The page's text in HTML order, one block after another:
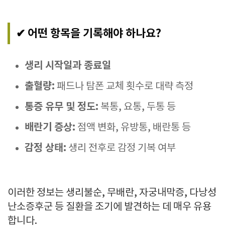
✔ 어떤 항목을 기록해야 하나요?
생리 시작일과 종료일
출혈량: 패드나 탐폰 교체 횟수로 대략 측정
통증 유무 및 정도: 복통, 요통, 두통 등
배란기 증상: 점액 변화, 유방통, 배란통 등
감정 상태: 생리 전후로 감정 기복 여부
이러한 정보는 생리불순, 무배란, 자궁내막증, 다낭성
난소증후군 등 질환을 조기에 발견하는 데 매우 유용
합니다.